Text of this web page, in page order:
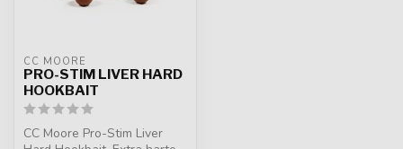
CC MOORE
PRO-STIM LIVER HARD
HOOKBAIT
CC Moore Pro-Stim Liver